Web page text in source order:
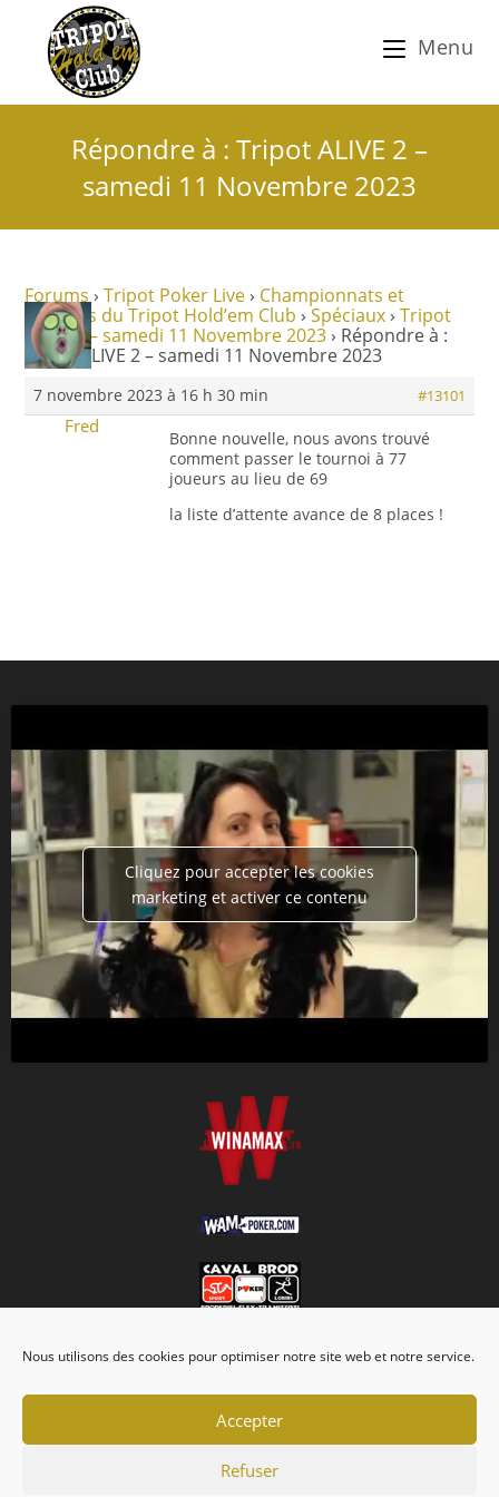
Nous utilisons des cookies pour optimiser notre site web et notre service.
Accepter
Refuser
Menu
Répondre à : Tripot ALIVE 2 –
samedi 11 Novembre 2023
Forums › Tripot Poker Live › Championnats et
tournois du Tripot Hold’em Club › Spéciaux › Tripot
ALIVE 2 – samedi 11 Novembre 2023 › Répondre à :
Tripot ALIVE 2 – samedi 11 Novembre 2023
7 novembre 2023 à 16 h 30 min #13101
Fred
Bonne nouvelle, nous avons trouvé
comment passer le tournoi à 77
joueurs au lieu de 69
la liste d’attente avance de 8 places !
Cliquez pour accepter les cookies
marketing et activer ce contenu